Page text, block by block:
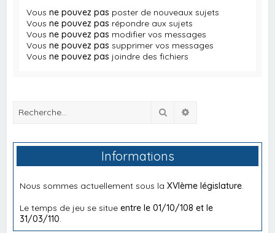
Vousne pouvez pas poster de nouveaux sujets
Vousne pouvez pas répondre aux sujets
Vousne pouvez pas modifier vos messages
Vousne pouvez pas supprimer vos messages
Vousne pouvez pas joindre des fichiers
Rechercher
Informations
Nous sommes actuellement sous laXVIème législature
Le temps de jeu se situeentre le 01/10/108 et le
31/03/110